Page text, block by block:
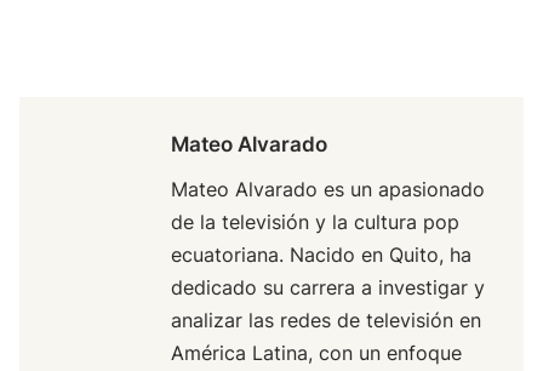
Mateo Alvarado
Mateo Alvarado es un apasionado
de la televisión y la cultura pop
ecuatoriana. Nacido en Quito, ha
dedicado su carrera a investigar y
analizar las redes de televisión en
América Latina, con un enfoque